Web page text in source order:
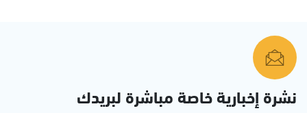
نشرة إخبارية خاصة مباشرة لبريدك